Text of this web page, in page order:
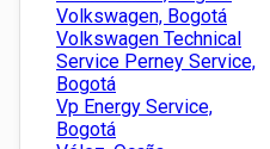
Volkswagen, Bogotá
Volkswagen Technical
Service Perney Service,
Bogotá
Vp Energy Service,
Bogotá